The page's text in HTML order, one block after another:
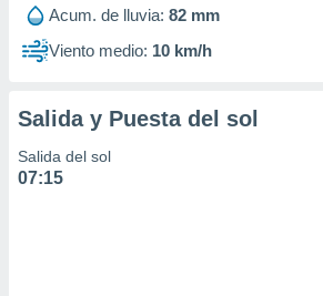
de
Acum. de lluvia: 82 mm
Viento medio: 10 km/h
Salida y Puesta del sol
Salida del sol
07:15